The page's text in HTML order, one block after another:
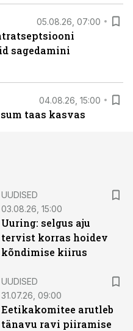
05.08.26, 07:00
sagedamini
04.08.26, 15:00
taas kasvas
UUDISED
03.08.26, 15:00
Uuring: selgus aju
tervist korras hoidev
kõndimise kiirus
UUDISED
31.07.26, 09:00
Eetikakomitee arutleb
tänavu ravi piiramise